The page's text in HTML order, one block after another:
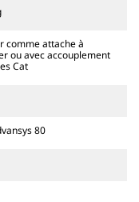
du conducteur.
avec les
à chaînes 311-
largeur de
spéciale CW
comme attache à
ou avec accouplement
Cat
80